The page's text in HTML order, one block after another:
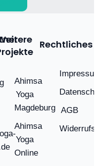
Ahimsa
Yoga
Magdeburg
Ahimsa
Yoga
Online
Rechtliches
AGB